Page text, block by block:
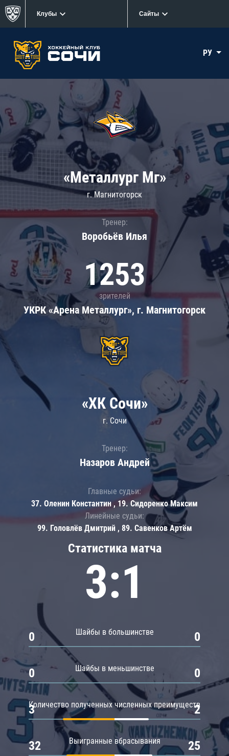
Клубы Сайты
РУ
«Металлург Мг»
г. Магнитогорск
Тренер:
Воробьёв Илья
1253
зрителей
УКРК «Арена Металлург», г. Магнитогорск
Статистика матча
3:1
Шайбы в большинстве
0 0
Шайбы в меньшинстве
0 0
Количество полученных численных преимуществ
3 2
Выигранные вбрасывания
32 25
«ХК Сочи»
г. Сочи
Тренер:
Назаров Андрей
Главные судьи:
37. Оленин Константин , 19. Сидоренко Максим
Линейные судьи:
99. Головлёв Дмитрий , 89. Савенков Артём